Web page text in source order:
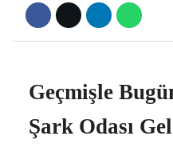
Geçmişle
Şark Odası